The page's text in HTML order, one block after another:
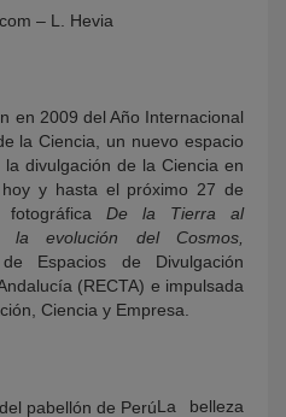
– L. Hevia
en 2009 del Año Internacional
la Ciencia, un nuevo espacio
divulgación de la Ciencia en
y hasta el próximo 27 de
fotográfica De la Tierra al
evolución del Cosmos,
Espacios de Divulgación
(RECTA) e impulsada
Ciencia y Empresa.
La belleza